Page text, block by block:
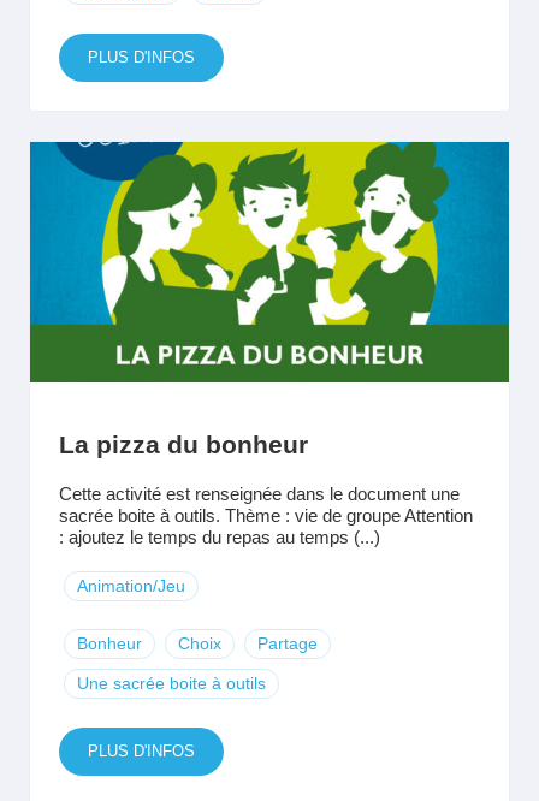
PLUS D'INFOS
La pizza du bonheur
Cette activité est renseignée dans le document une
sacrée boite à outils. Thème : vie de groupe Attention
: ajoutez le temps du repas au temps (...)
Animation/Jeu
Bonheur Choix Partage
Une sacrée boite à outils
PLUS D'INFOS